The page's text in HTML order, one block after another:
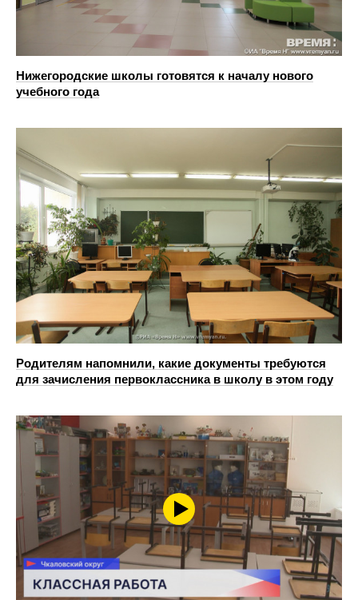
Нижегородские школы готовятся к началу нового
учебного года
Родителям напомнили, какие документы требуются
для зачисления первоклассника в школу в этом году